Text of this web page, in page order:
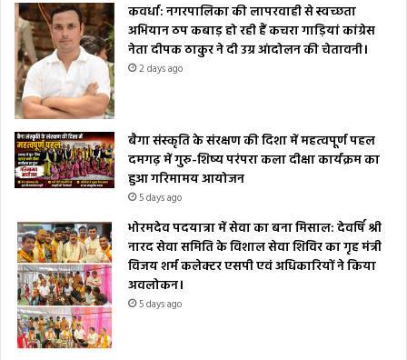
कवर्धा: नगरपालिका की लापरवाही से स्वच्छता
अभियान ठप कबाड़ हो रही हैं कचरा गाड़ियां कांग्रेस
नेता दीपक ठाकुर ने दी उग्र आंदोलन की चेतावनी।
2 days ago
बैगा संस्कृति के संरक्षण की दिशा में महत्वपूर्ण पहल
दमगढ़ में गुरु-शिष्य परंपरा कला दीक्षा कार्यक्रम का
हुआ गरिमामय आयोजन
5 days ago
भोरमदेव पदयात्रा में सेवा का बना मिसाल: देवर्षि श्री
नारद सेवा समिति के विशाल सेवा शिविर का गृह मंत्री
विजय शर्म कलेक्टर एसपी एवं अधिकारियों ने किया
अवलोकन।
5 days ago